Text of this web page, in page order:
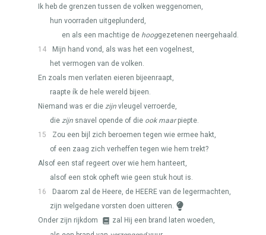
Ik heb de grenzen tussen de volken weggenomen,
hun voorraden uitgeplunderd,
en als een machtige de hooggezetenen neergehaald.
14
Mijn hand vond, als was het een vogelnest,
het vermogen van de volken.
En zoals men verlaten eieren bijeenraapt,
raapte ík de hele wereld bijeen.
Niemand was er die zijn vleugel verroerde,
die zijn snavel opende of die ook maarpiepte.
15
Zou een bijl zich beroemen tegen wie ermee hakt,
of een zaag zich verheffen tegen wie hem trekt?
Alsof een staf regeert over wie hem hanteert,
alsof een stok opheft wie geen stuk hout is.
16
Daarom zal de Heere, de HEERE van de legermachten,
zijn welgedane vorsten doen uitteren.
Onder zijn rijkdom
zal Hij een brand laten woeden,